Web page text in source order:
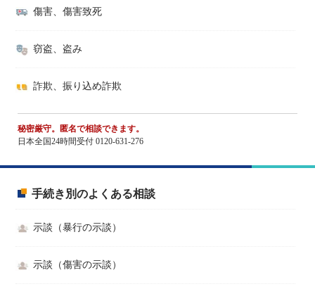
傷害、傷害致死
窃盗、盗み
詐欺、振り込め詐欺
秘密厳守。匿名で相談できます。
日本全国24時間受付 0120-631-276
手続き別のよくある相談
示談（暴行の示談）
示談（傷害の示談）